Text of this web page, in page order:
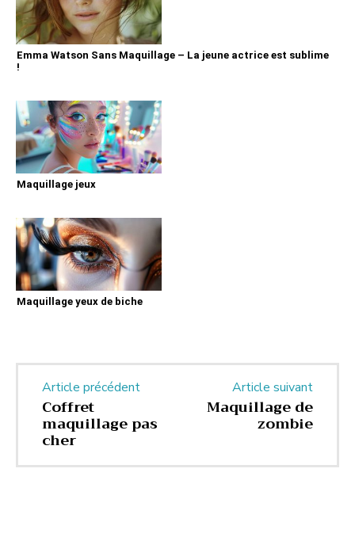
Emma Watson Sans Maquillage – La jeune actrice est sublime
!
Maquillage jeux
Maquillage yeux de biche
Article précédent
Coffret
maquillage pas
cher
Article suivant
Maquillage de
zombie